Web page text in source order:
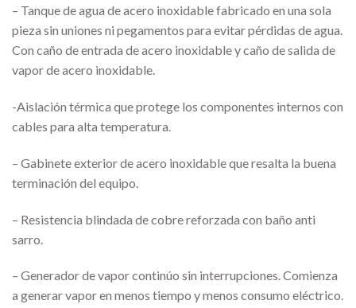
– Tanque de agua de acero inoxidable fabricado en una sola
pieza sin uniones ni pegamentos para evitar pérdidas de agua.
Con caño de entrada de acero inoxidable y caño de salida de
vapor de acero inoxidable.
-Aislación térmica que protege los componentes internos con
cables para alta temperatura.
– Gabinete exterior de acero inoxidable que resalta la buena
terminación del equipo.
– Resistencia blindada de cobre reforzada con baño anti
sarro.
– Generador de vapor continúo sin interrupciones. Comienza
a generar vapor en menos tiempo y menos consumo eléctrico.